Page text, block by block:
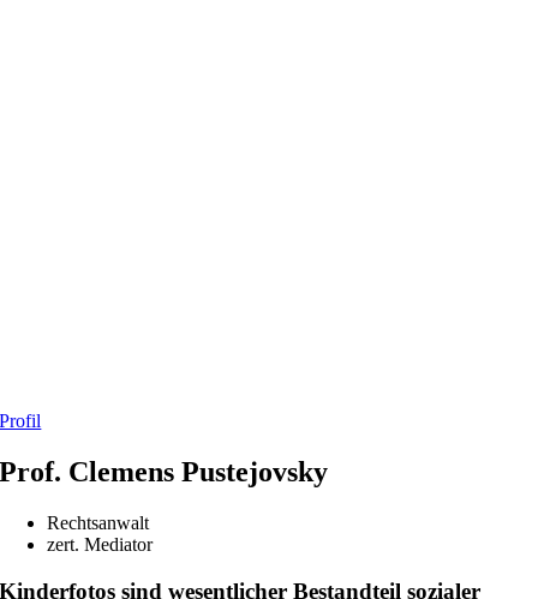
Profil
Prof. Clemens Pustejovsky
Rechtsanwalt
zert. Mediator
Kinderfotos sind wesentlicher Bestandteil sozialer